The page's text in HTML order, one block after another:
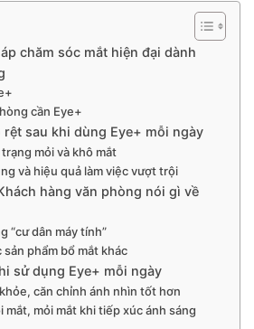
chăm sóc mắt hiện đại dành
cần Eye+
sau khi dùng Eye+ mỗi ngày
mỏi và khô mắt
và hiệu quả làm việc vượt trội
hàng văn phòng nói gì về
“cư dân máy tính”
sản phẩm bổ mắt khác
sử dụng Eye+ mỗi ngày
căn chỉnh ánh nhìn tốt hơn
mắt, mỏi mắt khi tiếp xúc ánh sáng